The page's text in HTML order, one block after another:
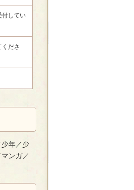
付してい
ださ
年／少
ンガ／